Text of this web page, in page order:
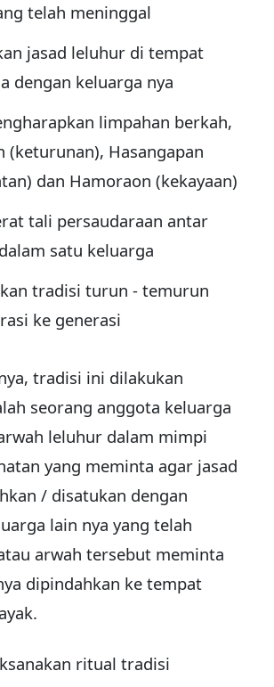
telah meninggal
jasad leluhur di tempat
dengan keluarga nya
limpahan berkah,
(keturunan), Hasangapan
dan Hamoraon (kekayaan)
tali persaudaraan antar
satu keluarga
tradisi turun - temurun
ke generasi
tradisi ini dilakukan
seorang anggota keluarga
leluhur dalam mimpi
yang meminta agar jasad
/ disatukan dengan
lain nya yang telah
arwah tersebut meminta
dipindahkan ke tempat
ritual tradisi